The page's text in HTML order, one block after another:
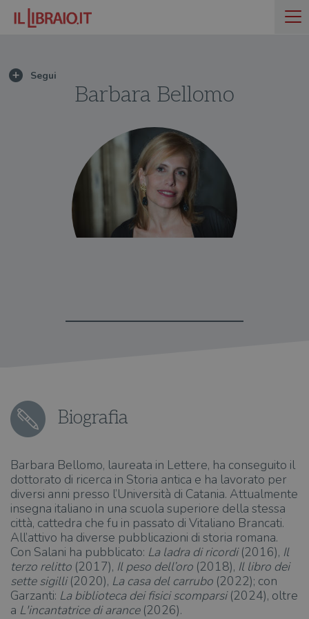
Barbara Bellomo
Biografia
Barbara Bellomo, laureata in Lettere, ha conseguito il
dottorato di ricerca in Storia antica e ha lavorato per
diversi anni presso l’Università di Catania. Attualmente
insegna italiano in una scuola superiore della stessa
città, cattedra che fu in passato di Vitaliano Brancati.
All’attivo ha diverse pubblicazioni di storia romana.
Con Salani ha pubblicato: La ladra di ricordi(2016), Il
terzo relitto (2017), Il peso dell’oro (2018), Il libro dei
sette sigilli(2020), La casa del carrubo (2022); con
Garzanti: La biblioteca dei fisici scomparsi(2024), oltre
a L'incantatrice di arance(2026).